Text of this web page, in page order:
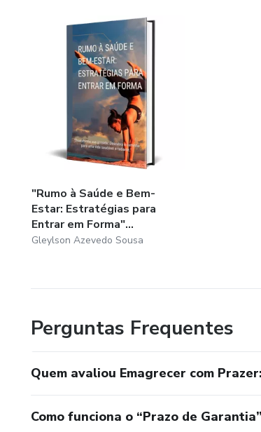
"Rumo à Saúde e Bem-
Estar: Estratégias para
Entrar em Forma"...
Gleylson Azevedo Sousa
Perguntas Frequentes
Quem avaliou Emagrecer com
Como funciona o “Prazo de